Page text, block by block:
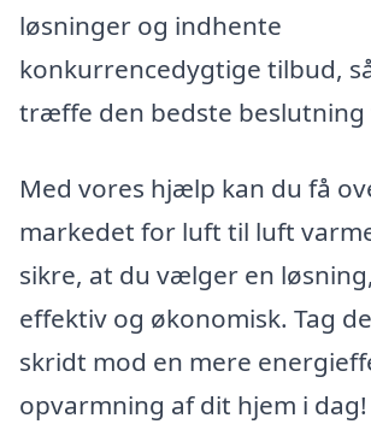
løsninger og indhente
konkurrencedygtige tilbud,
træffe den bedste beslutning
Med vores hjælp kan du få
markedet for luft til luft
sikre, at du vælger en
effektiv og økonomisk. Tag
skridt mod en mere
opvarmning af dit hjem i dag!